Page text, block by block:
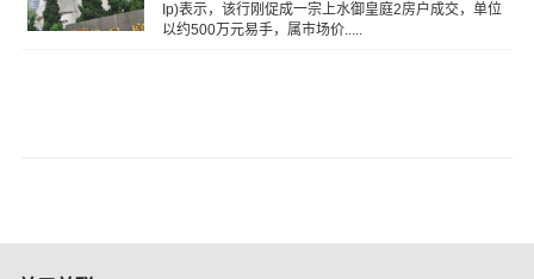
Ip)表示，该行刚促成一宗上水御皇庭2房户成交，单位
以约500万元易手，属市场价.....